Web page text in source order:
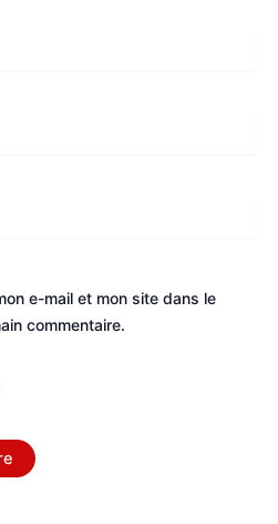
e-mail et mon site dans le
commentaire.